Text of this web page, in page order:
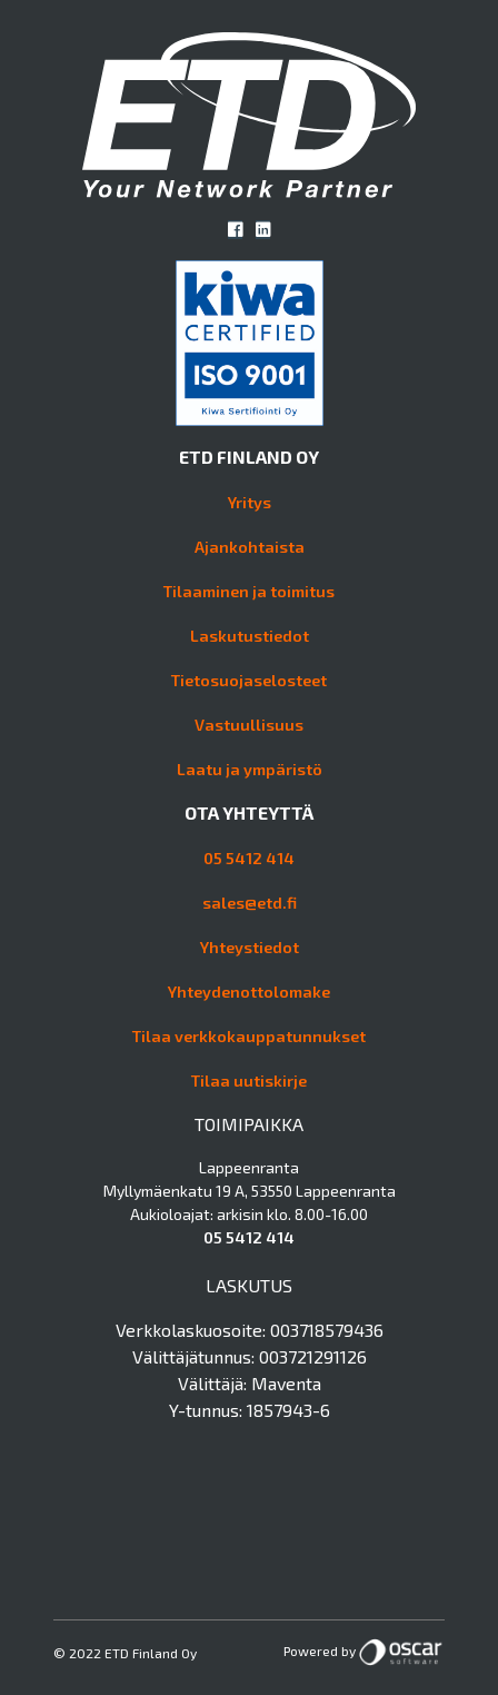
ETD FINLAND OY
Yritys
Ajankohtaista
Tilaaminen ja toimitus
Laskutustiedot
Tietosuojaselosteet
Vastuullisuus
Laatu ja ympäristö
OTA YHTEYTTÄ
05 5412 414
sales@etd.fi
Yhteystiedot
Yhteydenottolomake
Tilaa verkkokauppatunnukset
Tilaa uutiskirje
TOIMIPAIKKA
Lappeenranta
Myllymäenkatu 19 A, 53550 Lappeenranta
Aukioloajat: arkisin klo. 8.00-16.00
05 5412 414
LASKUTUS
Verkkolaskuosoite: 003718579436
Välittäjätunnus: 003721291126
Välittäjä: Maventa
Y-tunnus: 1857943-6
© 2022 ETD Finland Oy Powered by